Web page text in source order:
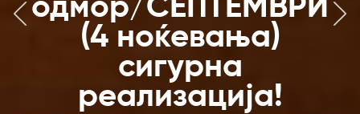
одмор/СЕПТЕМВРИ
(4 ноќевања)
сигурна
реализација!